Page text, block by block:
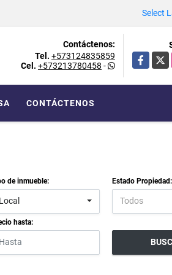
Select
Contáctenos:
Tel. +573124835859
Cel. +573213780458 -
Facebook
X
CONTÁCTENOS
de inmueble: Estado Propiedad:
Todos
hasta: